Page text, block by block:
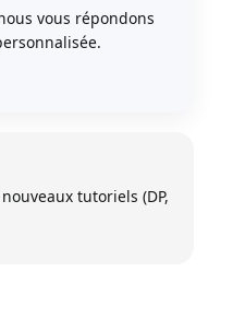
vous répondons
tutoriels (DP,